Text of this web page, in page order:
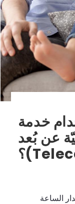
خدمة
عن بُعد
الساعة